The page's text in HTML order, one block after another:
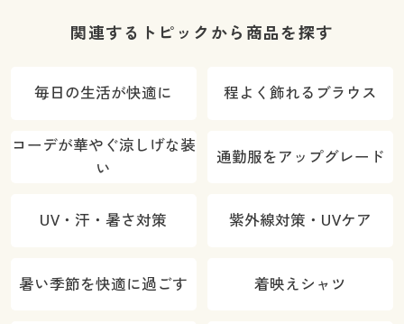
わらか・選べ
OK・1年中は
関連するトピックから商品を探す
毎日の生活が快適に 程よく飾れるブラウス
コーデが華やぐ涼しげな装
い
通勤服をアップグレード
UV・汗・暑さ対策 紫外線対策・UVケア
暑い季節を快適に過ごす 着映えシャツ